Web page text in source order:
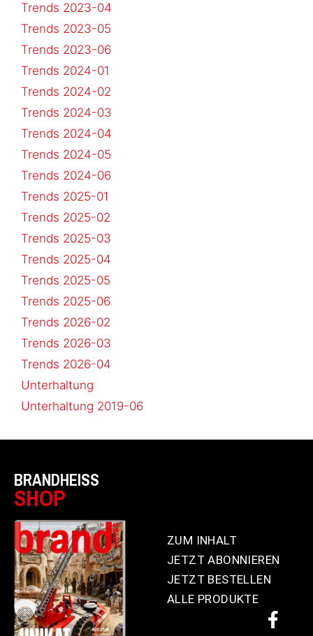
Trends 2023-04
Trends 2023-05
Trends 2023-06
Trends 2024-01
Trends 2024-02
Trends 2024-03
Trends 2024-04
Trends 2024-05
Trends 2024-06
Trends 2025-01
Trends 2025-02
Trends 2025-03
Trends 2025-04
Trends 2025-05
Trends 2025-06
Trends 2026-02
Trends 2026-03
Trends 2026-04
Unterhaltung
Unterhaltung 2019-06
BRANDHEISS
SHOP
ZUM INHALT
JETZT ABONNIEREN
JETZT BESTELLEN
ALLE PRODUKTE